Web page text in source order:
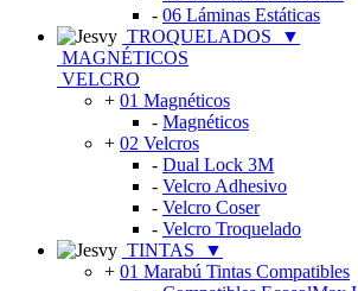
- 06 Láminas Estáticas
TROQUELADOS
▼
MAGNÉTICOS
VELCRO
+ 01 Magnéticos
- Magnéticos
+ 02 Velcros
- Dual Lock 3M
- Velcro Adhesivo
- Velcro Coser
- Velcro Troquelado
TINTAS
▼
+ 01 Marabú Tintas Compatibles